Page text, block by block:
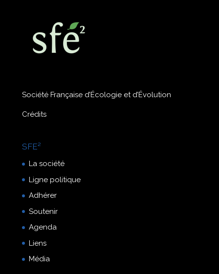
Société Française d’Écologie et d’Évolution
Crédits
SFE²
La société
Ligne politique
Adhérer
Soutenir
Agenda
Liens
Média